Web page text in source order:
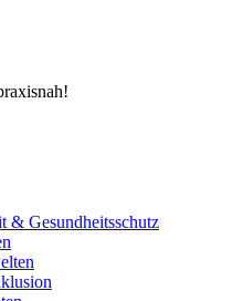
& Gesundheitsschutz